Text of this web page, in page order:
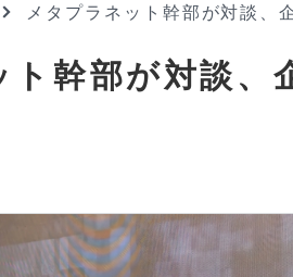
メタプラネット幹部が対談、
ト幹部が対談